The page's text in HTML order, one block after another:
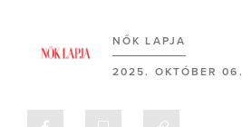
NŐK LAPJA
2025. OKTÓBER 06.